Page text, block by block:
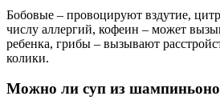
Бобовые – провоцируют вздутие,
числу аллергий, кофеин – может
ребенка, грибы – вызывают
колики.
Можно ли суп из